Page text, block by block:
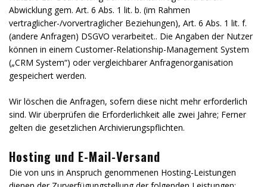
Abwicklung gem. Art. 6 Abs. 1 lit. b. (im Rahmen
vertraglicher-/vorvertraglicher Beziehungen), Art. 6 Abs. 1 lit. f.
(andere Anfragen) DSGVO verarbeitet.. Die Angaben der Nutzer
können in einem Customer-Relationship-Management System
(„CRM System“) oder vergleichbarer Anfragenorganisation
gespeichert werden.
Wir löschen die Anfragen, sofern diese nicht mehr erforderlich
sind. Wir überprüfen die Erforderlichkeit alle zwei Jahre; Ferner
gelten die gesetzlichen Archivierungspflichten.
Hosting und E-Mail-Versand
Die von uns in Anspruch genommenen Hosting-Leistungen